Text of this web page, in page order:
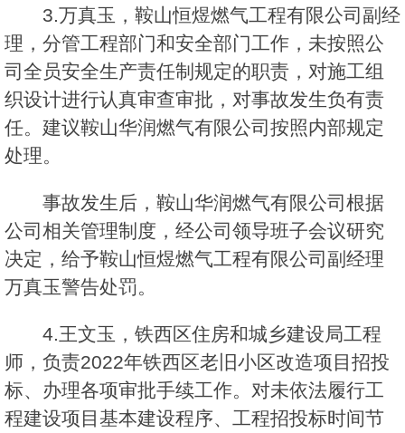
3.万真玉，鞍山恒煜燃气工程有限公司副经
理，分管工程部门和安全部门工作，未按照公
司全员安全生产责任制规定的职责，对施工组
织设计进行认真审查审批，对事故发生负有责
任。建议鞍山华润燃气有限公司按照内部规定
处理。
事故发生后，鞍山华润燃气有限公司根据
公司相关管理制度，经公司领导班子会议研究
决定，给予鞍山恒煜燃气工程有限公司副经理
万真玉警告处罚。
4.王文玉，铁西区住房和城乡建设局工程
师，负责2022年铁西区老旧小区改造项目招投
标、办理各项审批手续工作。对未依法履行工
程建设项目基本建设程序、工程招投标时间节